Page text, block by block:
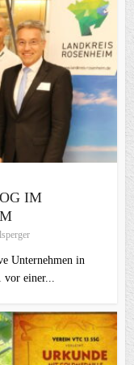
IM
Unternehmen in
einer...